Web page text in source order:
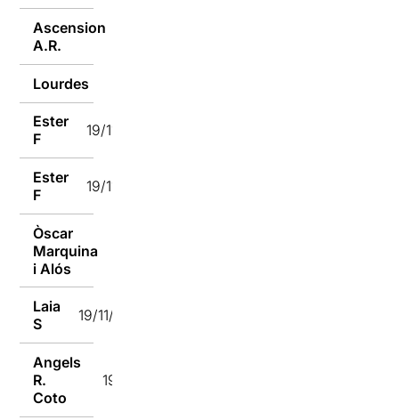
Ascension
A.R.
Lourdes
Ester
F
19/11/2018
Ester
F
19/11/2018
Òscar
Marquina
i Alós
Laia
S
19/11/2018
Angels
R.
Coto
19/11/2018